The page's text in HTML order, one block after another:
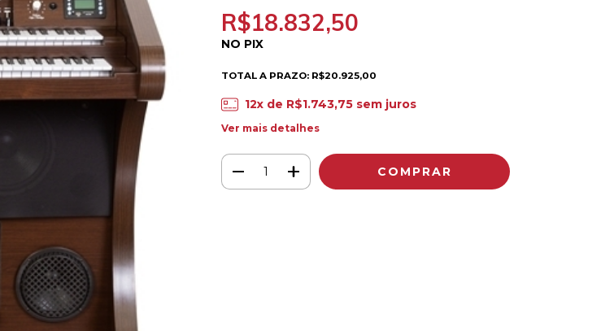
R$18.832,50
NO PIX
TOTAL A PRAZO: R$20.925,00
12x de R$1.743,75sem juros
Ver mais detalhes